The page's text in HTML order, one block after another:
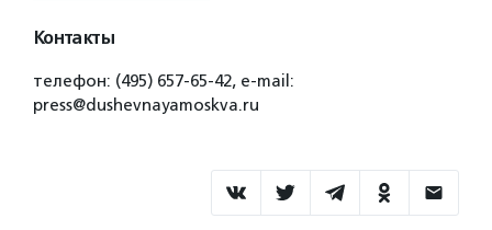
Контакты
телефон: (495) 657-65-42, e-mail:
press@dushevnayamoskva.ru